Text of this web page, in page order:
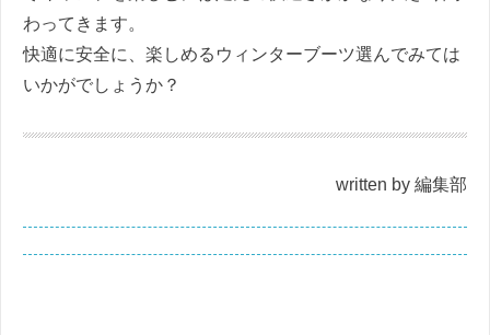
わってきます。
快適に安全に、楽しめるウィンターブーツ選んでみては
いかがでしょうか？
written by 編集部